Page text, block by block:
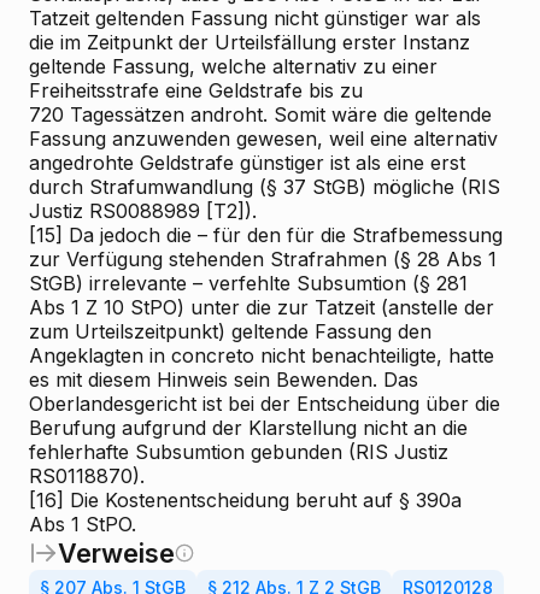
Tatzeit geltenden Fassung nicht günstiger war als
die im Zeitpunkt der Urteilsfällung erster Instanz
geltende Fassung, welche alternativ zu einer
Freiheitsstrafe eine Geldstrafe bis zu
720 Tagessätzen androht. Somit wäre die geltende
Fassung anzuwenden gewesen, weil eine alternativ
angedrohte Geldstrafe günstiger ist als eine erst
durch Strafumwandlung (§ 37 StGB) mögliche (RIS
Justiz RS0088989 [T2]).
[15] Da jedoch die – für den für die Strafbemessung
zur Verfügung stehenden Strafrahmen (§ 28 Abs 1
StGB) irrelevante – verfehlte Subsumtion (§ 281
Abs 1 Z 10 StPO) unter die zur Tatzeit (anstelle der
zum Urteilszeitpunkt) geltende Fassung den
Angeklagten in concreto nicht benachteiligte, hatte
es mit diesem Hinweis sein Bewenden. Das
Oberlandesgericht ist bei der Entscheidung über die
Berufung aufgrund der Klarstellung nicht an die
fehlerhafte Subsumtion gebunden (RIS Justiz
RS0118870).
[16] Die Kostenentscheidung beruht auf § 390a
Abs 1 StPO.
Verweise
§ 207 Abs. 1 StGB § 212 Abs. 1 Z 2 StGB RS0120128